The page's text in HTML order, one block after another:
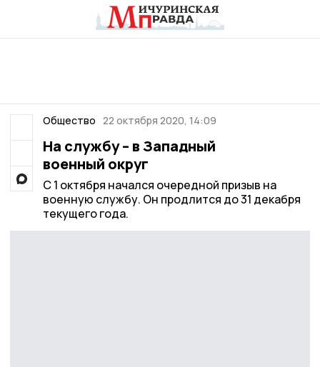
Общество 22 октября 2020, 14:09
На службу – в Западный
военный округ
С 1 октября начался очередной призыв на
военную службу. Он продлится до 31 декабря
текущего года.